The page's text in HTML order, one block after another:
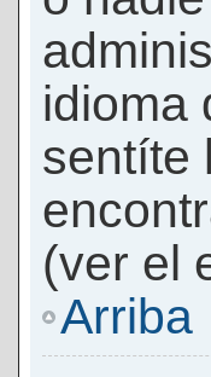
idioma
sentíte
(ver el
Arriba